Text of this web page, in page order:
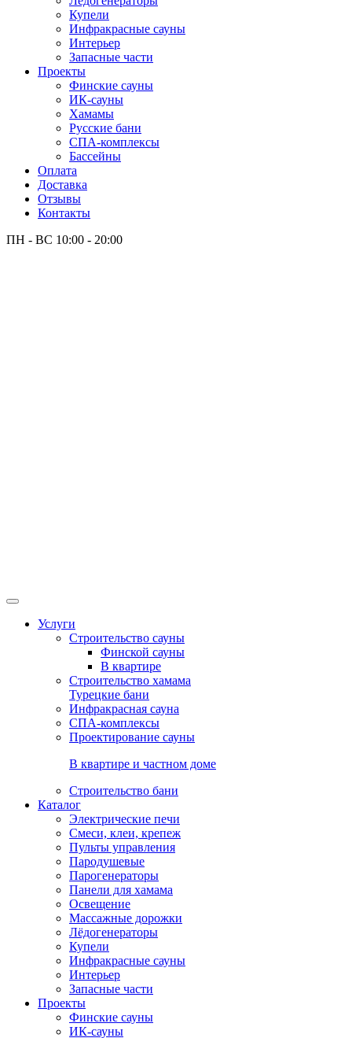
Купели
Инфракрасные сауны
Интерьер
Запасные части
Проекты
Финские сауны
ИК-сауны
Хамамы
Русские бани
СПА-комплексы
Бассейны
Оплата
Доставка
Отзывы
Контакты
ПН - ВС 10:00 - 20:00
Услуги
Строительство сауны
Финской сауны
В квартире
Строительство хамама
Турецкие бани
Инфракрасная сауна
СПА-комплексы
Проектирование сауны
В квартире и частном доме
Строительство бани
Каталог
Электрические печи
Смеси, клеи, крепеж
Пульты управления
Пародушевые
Парогенераторы
Панели для хамама
Освещение
Массажные дорожки
Лёдогенераторы
Купели
Инфракрасные сауны
Интерьер
Запасные части
Проекты
Финские сауны
ИК-сауны